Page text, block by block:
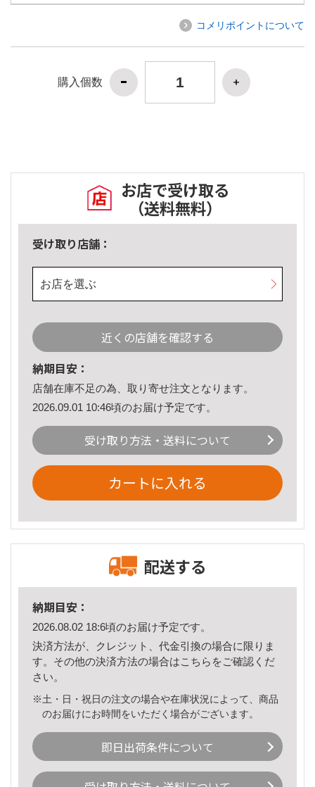
コメリポイントについて
購入個数
お店で受け取る
（送料無料）
受け取り店舗：
お店を選ぶ
近くの店舗を確認する
納期目安：
店舗在庫不足の為、取り寄せ注文となります。
2026.09.01 10:46頃のお届け予定です。
受け取り方法・送料について
カートに入れる
配送する
納期目安：
2026.08.02 18:6頃のお届け予定です。
決済方法が、クレジット、代金引換の場合に限りま
す。その他の決済方法の場合はこちら をご確認くだ
さい。
※土・日・祝日の注文の場合や在庫状況によって、商品
のお届けにお時間をいただく場合がございます。
即日出荷条件について